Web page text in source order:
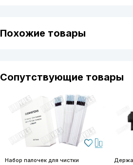
Похожие товары
Сопутствующие товары
Набор палочек для чистки